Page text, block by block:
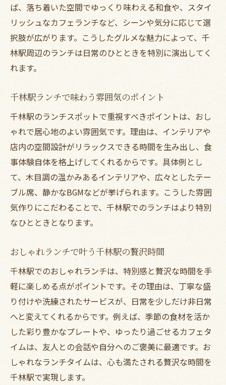
ば、落ち着いた空間でゆっくり味わえる和食や、スタイ
リッシュなカフェランチなど、シーンや気分に応じて選
択肢が広がります。こうしたグルメな魅力によって、千
林駅周辺のランチは日常のひとときを特別に演出してく
れます。
千林駅ランチで味わう雰囲気のポイント
千林駅のランチスポットで重視すべきポイントは、おし
ゃれで居心地のよい雰囲気です。理由は、インテリアや
店内の空間設計がリラックスできる時間を生み出し、食
事体験自体を格上げしてくれるからです。具体例とし
て、木目調の温かみあるインテリアや、広々としたテー
ブル席、静かなBGMなどが挙げられます。こうした雰囲
気作りにこだわることで、千林駅でのランチはより特別
なひとときとなります。
おしゃれランチで叶う千林駅の贅沢時間
千林駅でのおしゃれランチは、特別感と贅沢な時間を手
軽に楽しめる点がポイントです。その理由は、丁寧な盛
り付けや洗練されたサービスが、日常を少しだけ非日常
へと変えてくれるからです。例えば、季節の食材を活か
した彩り豊かなプレートや、ゆったり過ごせるカフェタ
イムは、友人との会話や自分へのご褒美に最適です。お
しゃれなランチタイムは、心も満たされる贅沢な時間を
千林駅で実現します。